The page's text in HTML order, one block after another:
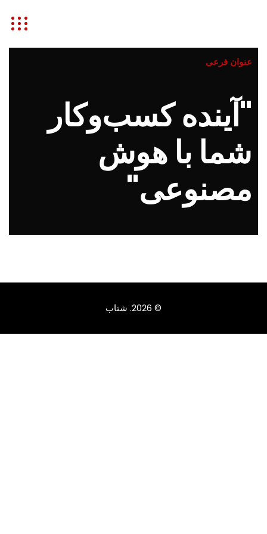
عنوان فرعی
"آینده کسب‌وکار
شما با هوش
مصنوعی"
© 2026. شتاب